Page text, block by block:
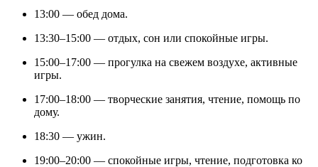
13:00 — обед дома.
13:30–15:00 — отдых, сон или спокойные игры.
15:00–17:00 — прогулка на свежем воздухе, активные
игры.
17:00–18:00 — творческие занятия, чтение, помощь по
дому.
18:30 — ужин.
19:00–20:00 — спокойные игры, чтение, подготовка ко